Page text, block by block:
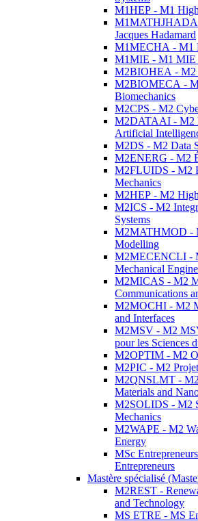
M1HEP - M1
M1MATHJHADA
Jacques Hadamard
M1MECHA - M1
M1MIE - M1 MIE
M2BIOHEA - M2
M2BIOMECA -
Biomechanics
M2CPS - M2
M2DATAAI - M2
Artificial
M2DS - M2 Data
M2ENERG - M2
M2FLUIDS - M2
Mechanics
M2HEP - M2
M2ICS - M2
Systems
M2MATHMOD -
Modelling
M2MECENCLI -
Mechanical
M2MICAS - M2
Communications
M2MOCHI - M2
and Interfaces
M2MSV - M2
pour les Sciences
M2OPTIM - M2
M2PIC - M2
M2QNSLMT -
Materials and
M2SOLIDS - M2
Mechanics
M2WAPE - M2
Energy
MSc
Entrepreneurs
Mastère spécialisé
M2REST -
and Technology
MS ETRE - MS